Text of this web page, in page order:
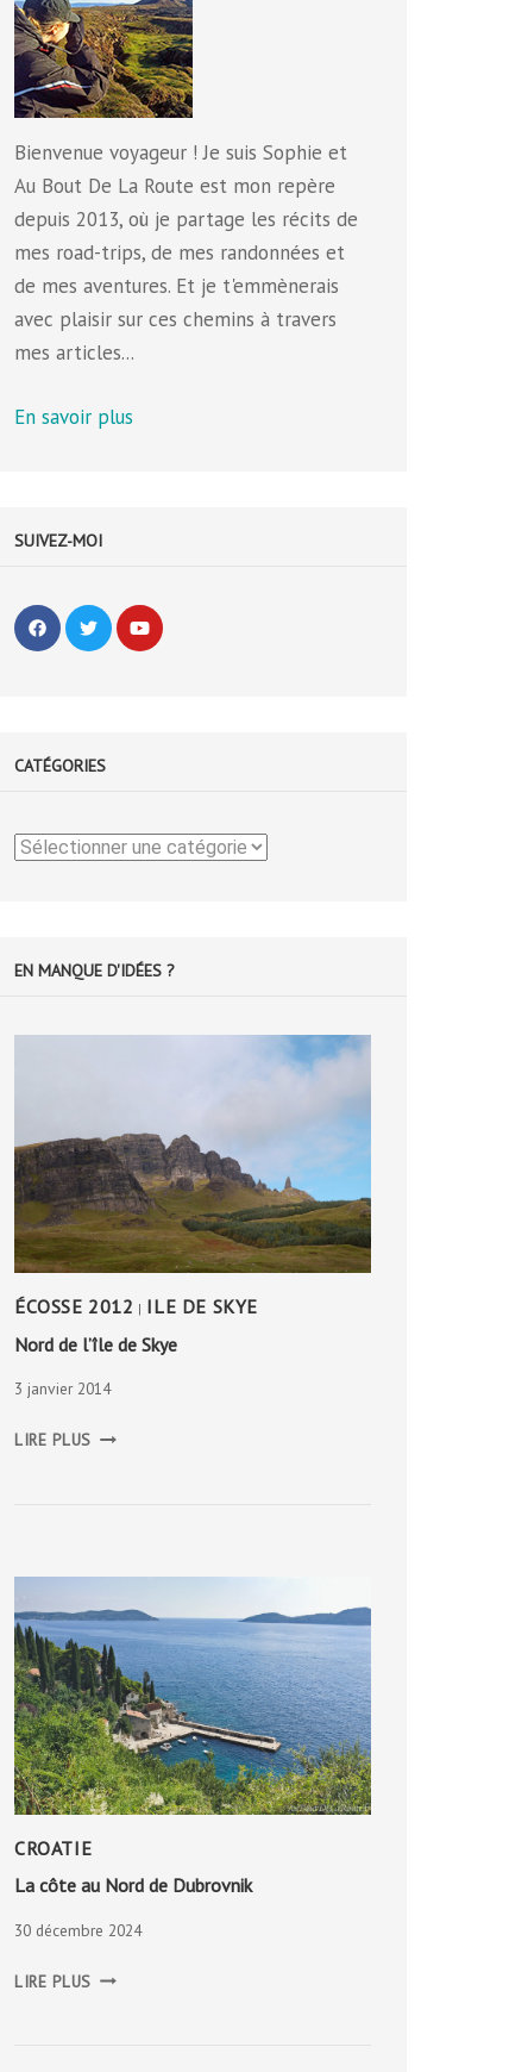
Bienvenue voyageur ! Je suis Sophie et
Au Bout De La Route est mon repère
depuis 2013, où je partage les récits de
mes road-trips, de mes randonnées et
de mes aventures. Et je t'emmènerais
avec plaisir sur ces chemins à travers
mes articles...
En savoir plus
SUIVEZ-MOI
CATÉGORIES
Catégories
EN MANQUE D'IDÉES ?
ÉCOSSE 2012 | ILE DE SKYE
Nord de l’île de Skye
3 janvier 2014
LIRE PLUS
CROATIE
La côte au Nord de Dubrovnik
30 décembre 2024
LIRE PLUS CÔTE